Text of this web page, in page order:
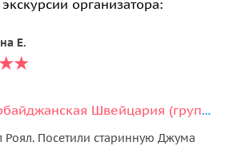
организатора:
Е.
Район Габала: Азербайджанская Швейцария (групповая экскурсия)
Посетили старинную Джума